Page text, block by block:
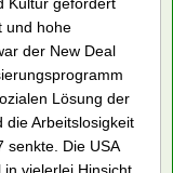
eine
einherging.
zu ganz
wie Wachstum,
oder auch
einem kurzen
sich gern mit